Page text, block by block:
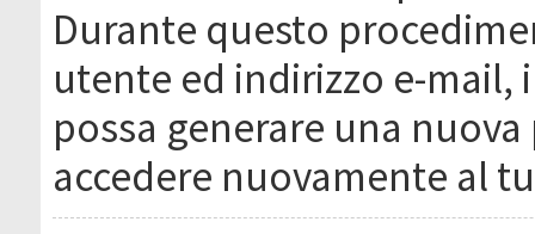
Durante questo
utente ed indirizzo e-mail,
possa generare una
accedere nuovamente al